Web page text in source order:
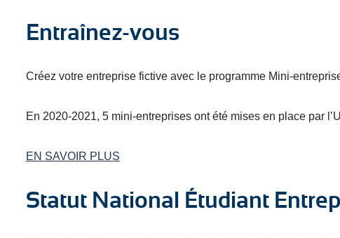
Entraînez-vous
Créez votre entreprise fictive avec le programme Mini-
En 2020-2021, 5 mini-entreprises ont été mises en place par
EN SAVOIR PLUS
Statut National Étudiant